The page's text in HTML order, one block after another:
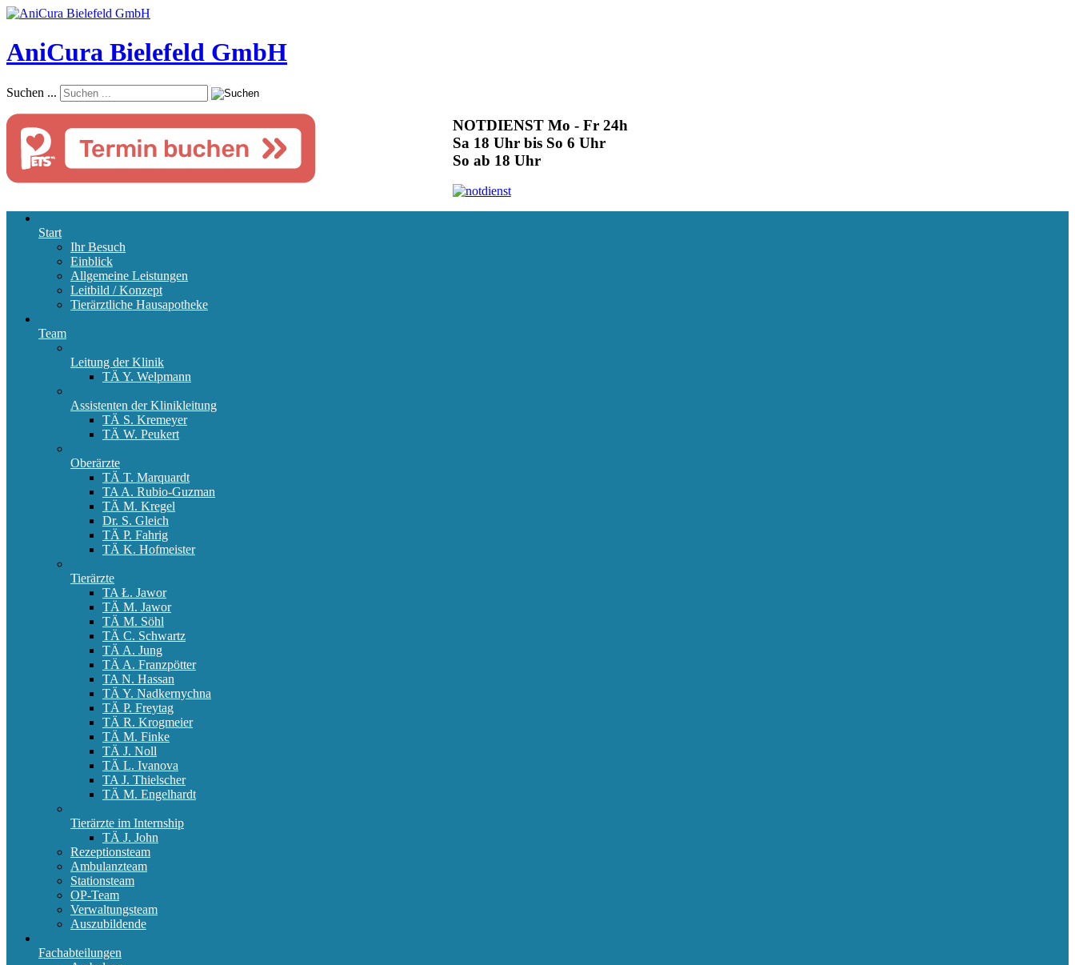
AniCura Bielefeld GmbH
Suchen ...
NOTDIENST Mo - Fr 24h
Sa 18 Uhr bis So 6 Uhr
So ab 18 Uhr
Start
Ihr Besuch
Einblick
Allgemeine Leistungen
Leitbild / Konzept
Tierärztliche Hausapotheke
Team
Leitung der Klinik
TÄ Y. Welpmann
Assistenten der Klinikleitung
TÄ S. Kremeyer
TÄ W. Peukert
Oberärzte
TÄ T. Marquardt
TA A. Rubio-Guzman
TÄ M. Kregel
Dr. S. Gleich
TÄ P. Fahrig
TÄ K. Hofmeister
Tierärzte
TA Ł. Jawor
TÄ M. Jawor
TÄ M. Söhl
TÄ C. Schwartz
TÄ A. Jung
TÄ A. Franzpötter
TA N. Hassan
TÄ Y. Nadkernychna
TÄ P. Freytag
TÄ R. Krogmeier
TÄ M. Finke
TÄ J. Noll
TÄ L. Ivanova
TA J. Thielscher
TÄ M. Engelhardt
Tierärzte im Internship
TÄ J. John
Rezeptionsteam
Ambulanzteam
Stationsteam
OP-Team
Verwaltungsteam
Auszubildende
Fachabteilungen